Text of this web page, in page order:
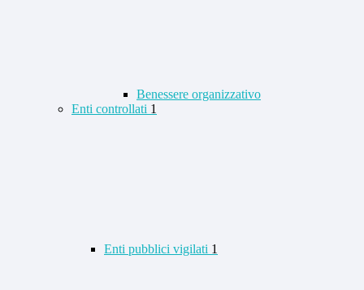
Benessere organizzativo
Enti controllati 1
Enti pubblici vigilati 1